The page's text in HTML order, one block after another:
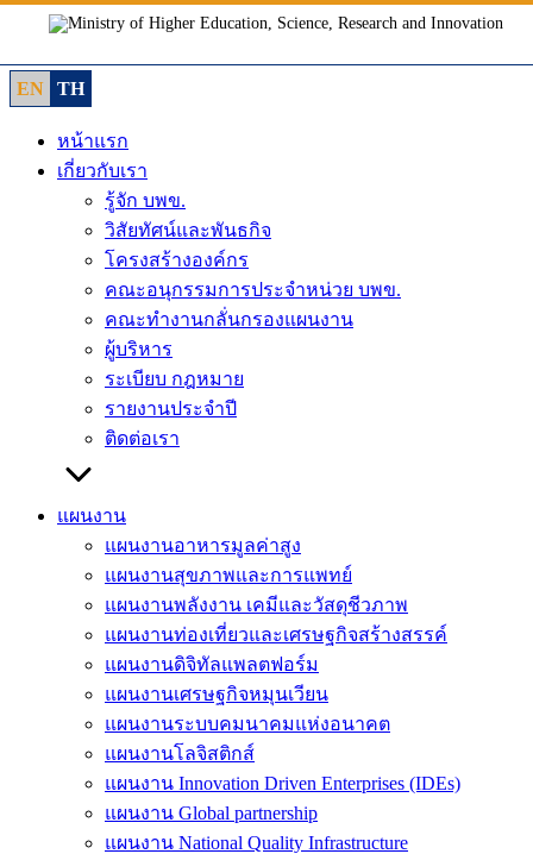
content
EN
TH
หน้าแรก
เกี่ยวกับเรา
รู้จัก บพข.
วิสัยทัศน์และพันธกิจ
โครงสร้างองค์กร
คณะอนุกรรมการประจำหน่วย บพข.
คณะทำงานกลั่นกรองแผนงาน
ผู้บริหาร
ระเบียบ กฎหมาย
รายงานประจำปี
ติดต่อเรา
แผนงาน
แผนงานอาหารมูลค่าสูง
แผนงานสุขภาพและการแพทย์
แผนงานพลังงาน เคมีและวัสดุชีวภาพ
แผนงานท่องเที่ยวและเศรษฐกิจสร้างสรรค์
แผนงานดิจิทัลแพลตฟอร์ม
แผนงานเศรษฐกิจหมุนเวียน
แผนงานระบบคมนาคมแห่งอนาคต
แผนงานโลจิสติกส์
แผนงาน Innovation Driven Enterprises (IDEs)
แผนงาน Global partnership
แผนงาน National Quality Infrastructure